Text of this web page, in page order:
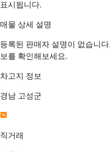
표시됩니다.
매물 상세 설명
등록된 판매자 설명이 없습니
보를 확인해보세요.
차고지 정보
경남 고성군
직거래